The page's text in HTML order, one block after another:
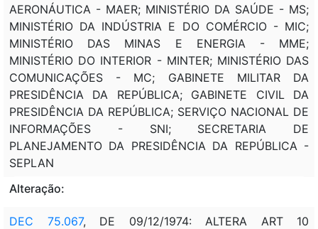
AERONÁUTICA - MAER; MINISTÉRIO DA SAÚDE - MS;
MINISTÉRIO DA INDÚSTRIA E DO COMÉRCIO - MIC;
MINISTÉRIO DAS MINAS E ENERGIA - MME;
MINISTÉRIO DO INTERIOR - MINTER; MINISTÉRIO DAS
COMUNICAÇÕES - MC; GABINETE MILITAR DA
PRESIDÊNCIA DA REPÚBLICA; GABINETE CIVIL DA
PRESIDÊNCIA DA REPÚBLICA; SERVIÇO NACIONAL DE
INFORMAÇÕES - SNI; SECRETARIA DE
PLANEJAMENTO DA PRESIDÊNCIA DA REPÚBLICA -
SEPLAN
Alteração:
DEC 75.067, DE 09/12/1974: ALTERA ART 10